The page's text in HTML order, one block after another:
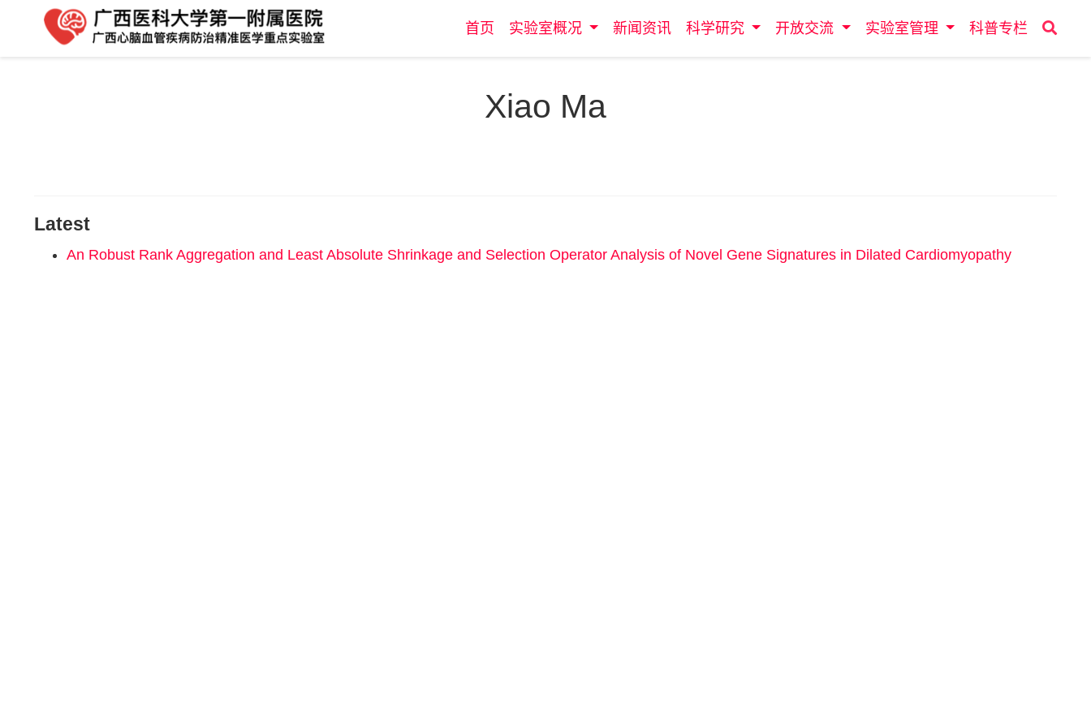
首页 实验室概况 新闻资讯 科学研究 开放交流 实验室管理 科普专栏
Xiao Ma
Latest
An Robust Rank Aggregation and Least Absolute Shrinkage and Selection Operator Analysis of Novel Gene Signatures in Dilated Cardiomyopathy